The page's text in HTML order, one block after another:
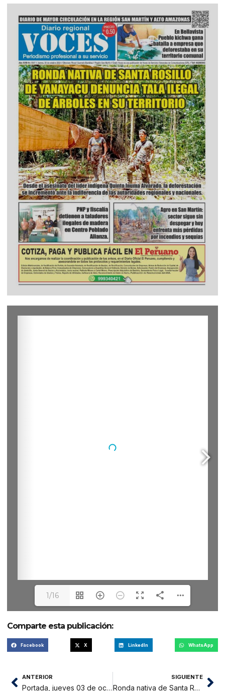
1/16
Comparte esta publicación:
Facebook X LinkedIn WhatsApp
ANTERIOR
Portada, jueves 03 de octubre 2024
SIGUIENTE
Ronda nativa de Santa Rosillo de Yanayacu denuncia tala ilegal de árboles en su territorio